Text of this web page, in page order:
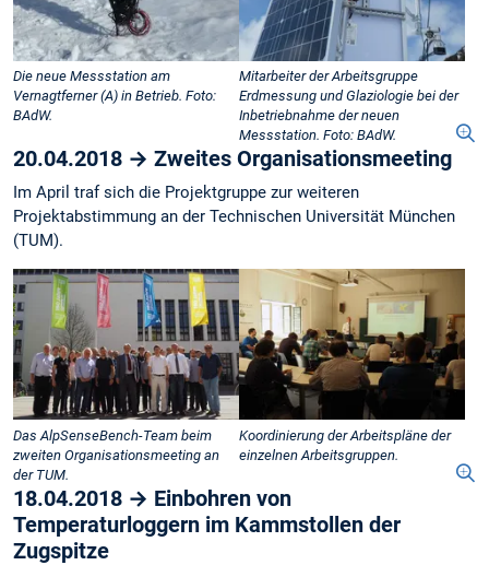
Die neue Messstation am
Vernagtferner (A) in Betrieb. Foto:
BAdW.
Mitarbeiter der Arbeitsgruppe
Erdmessung und Glaziologie bei der
Inbetriebnahme der neuen
Messstation. Foto: BAdW.
20.04.2018 → Zweites Organisationsmeeting
Im April traf sich die Projektgruppe zur weiteren
Projektabstimmung an der Technischen Universität München
(TUM).
Das AlpSenseBench-Team beim
zweiten Organisationsmeeting an
der TUM.
Koordinierung der Arbeitspläne der
einzelnen Arbeitsgruppen.
18.04.2018 → Einbohren von
Temperaturloggern im Kammstollen der
Zugspitze